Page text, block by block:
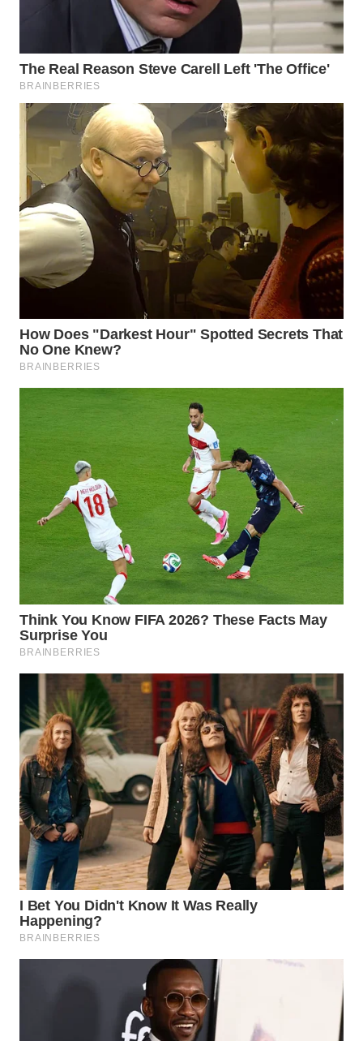
KUNINGAN
WN
MAJALENGKA
SUBANG
WN
SUKABUMI
WN
WN
PRIANGAN
TIMUR
SEMARANG
WN
SOLO
WN
BOROBUDUR
WN
MADURA
WN
SURABAYA
WN
NATUNA
WN
BINTAN
WN
MANDALIKA
WN
LIKUPANG
WN